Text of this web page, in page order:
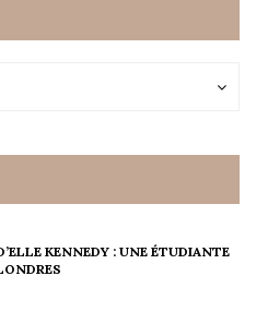
KENNEDY : UNE ÉTUDIANTE